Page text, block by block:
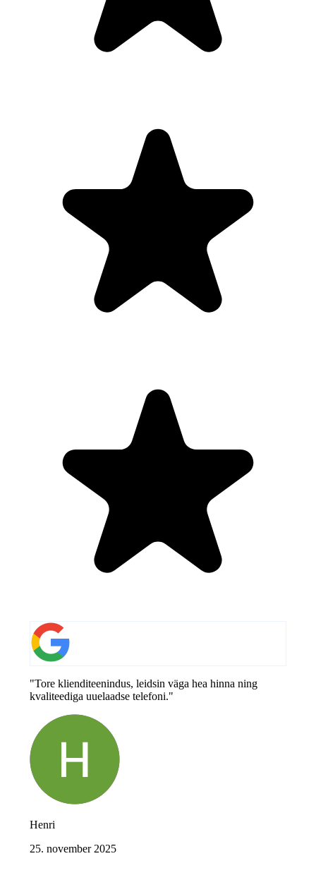
"Tore klienditeenindus, leidsin väga hea hinna ning
kvaliteediga uuelaadse telefoni."
Henri
25. november 2025